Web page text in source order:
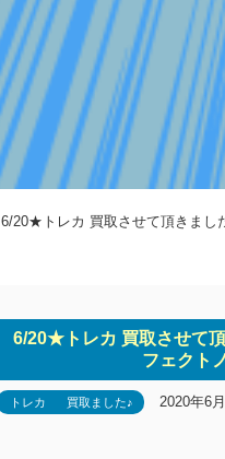
6/20★トレカ 買取させて頂きまし
6/20★トレカ 買取させて
フェクト
トレカ 買取ました♪ 2020年6